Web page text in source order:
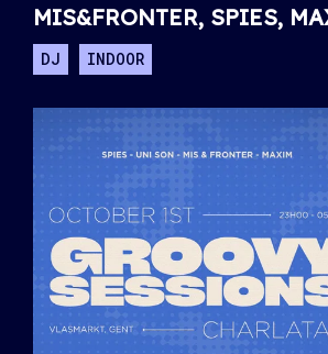
MIS&FRONTER, SPIES,
DJ INDOOR